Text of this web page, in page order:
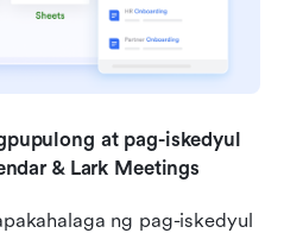
at pag-iskedyul
& Lark Meetings
ng pag-iskedyul